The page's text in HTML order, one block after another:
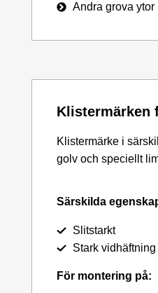
Andra grova ytor
Klistermärken
Klistermärke i
golv och speciellt
Särskilda
Slitstarkt
Stark vidhäftning
För montering på: